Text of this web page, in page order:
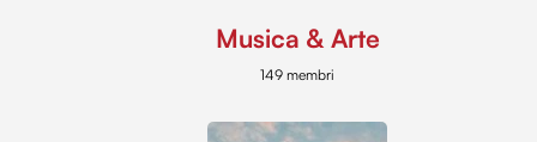
Musica & Arte
149 membri